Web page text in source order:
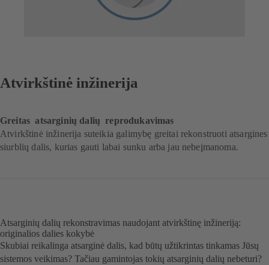
Atvirkštinė inžinerija
Greitas atsarginių dalių reprodukavimas
Atvirkštinė inžinerija suteikia galimybę greitai rekonstruoti atsargines
siurblių dalis, kurias gauti labai sunku arba jau nebeįmanoma.
Atsarginių dalių rekonstravimas naudojant atvirkštinę inžineriją:
originalios dalies kokybė
Skubiai reikalinga atsarginė dalis, kad būtų užtikrintas tinkamas Jūsų
sistemos veikimas? Tačiau gamintojas tokių atsarginių dalių nebeturi?